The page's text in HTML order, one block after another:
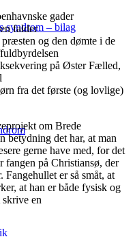
syndrom – bilag
gader
falder
og den dømte i de
på Øster Fælled,
fra det første (og lovlige)
om Brede
det har, at man
gerne have med, for det
fangen på Christiansø, der
er så småt, at
at han er både fysisk og
en